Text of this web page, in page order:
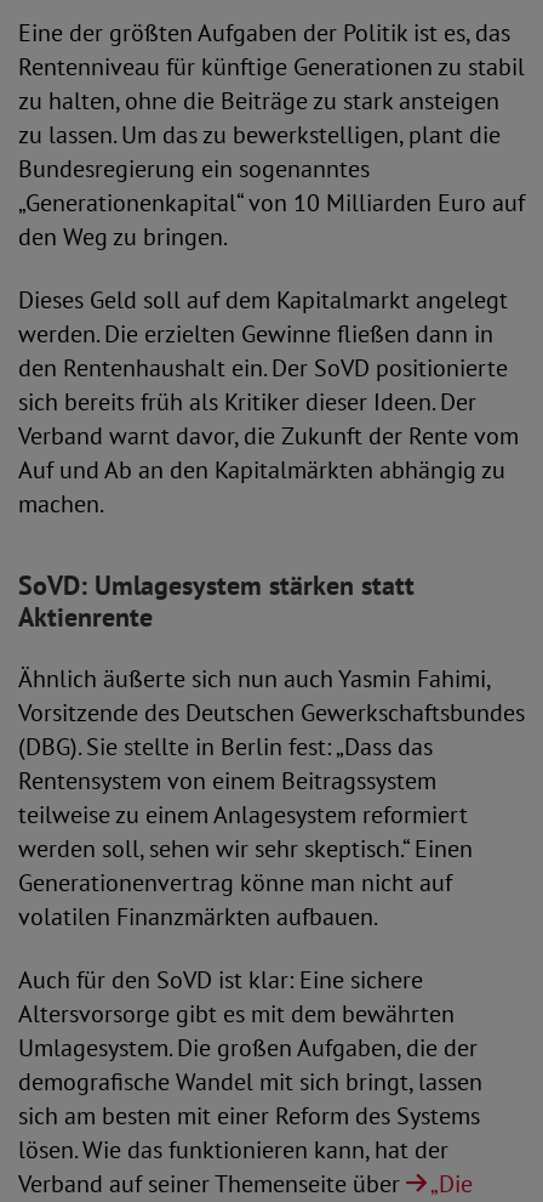
Eine der größten Aufgaben der Politik ist es, das
Rentenniveau für künftige Generationen zu stabil
zu halten, ohne die Beiträge zu stark ansteigen
zu lassen. Um das zu bewerkstelligen, plant die
Bundesregierung ein sogenanntes
„Generationenkapital“ von 10 Milliarden Euro auf
den Weg zu bringen.
Dieses Geld soll auf dem Kapitalmarkt angelegt
werden. Die erzielten Gewinne fließen dann in
den Rentenhaushalt ein. Der SoVD positionierte
sich bereits früh als Kritiker dieser Ideen. Der
Verband warnt davor, die Zukunft der Rente vom
Auf und Ab an den Kapitalmärkten abhängig zu
machen.
SoVD: Umlagesystem stärken statt
Aktienrente
Ähnlich äußerte sich nun auch Yasmin Fahimi,
Vorsitzende des Deutschen Gewerkschaftsbundes
(DBG). Sie stellte in Berlin fest: „Dass das
Rentensystem von einem Beitragssystem
teilweise zu einem Anlagesystem reformiert
werden soll, sehen wir sehr skeptisch.“ Einen
Generationenvertrag könne man nicht auf
volatilen Finanzmärkten aufbauen.
Auch für den SoVD ist klar: Eine sichere
Altersvorsorge gibt es mit dem bewährten
Umlagesystem. Die großen Aufgaben, die der
demografische Wandel mit sich bringt, lassen
sich am besten mit einer Reform des Systems
lösen. Wie das funktionieren kann, hat der
Verband auf seiner Themenseite über
„Die